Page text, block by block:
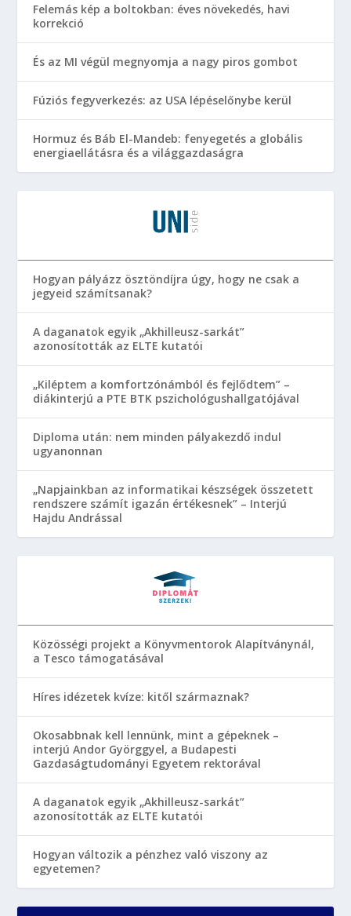
Felemás kép a boltokban: éves növekedés, havi
korrekció
És az MI végül megnyomja a nagy piros gombot
Fúziós fegyverkezés: az USA lépéselőnybe kerül
Hormuz és Báb El-Mandeb: fenyegetés a globális
energiaellátásra és a világgazdaságra
Hogyan pályázz ösztöndíjra úgy, hogy ne csak a
jegyeid számítsanak?
A daganatok egyik „Akhilleusz-sarkát”
azonosították az ELTE kutatói
„Kiléptem a komfortzónámból és fejlődtem” –
diákinterjú a PTE BTK pszichológushallgatójával
Diploma után: nem minden pályakezdő indul
ugyanonnan
„Napjainkban az informatikai készségek összetett
rendszere számít igazán értékesnek” – Interjú
Hajdu Andrással
Közösségi projekt a Könyvmentorok Alapítványnál,
a Tesco támogatásával
Híres idézetek kvíze: kitől származnak?
Okosabbnak kell lennünk, mint a gépeknek –
interjú Andor Györggyel, a Budapesti
Gazdaságtudományi Egyetem rektorával
A daganatok egyik „Akhilleusz-sarkát”
azonosították az ELTE kutatói
Hogyan változik a pénzhez való viszony az
egyetemen?